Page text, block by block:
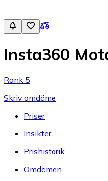
Insta360
Rank 5
Skriv omdöme
Priser
Insikter
Prishistorik
Omdömen